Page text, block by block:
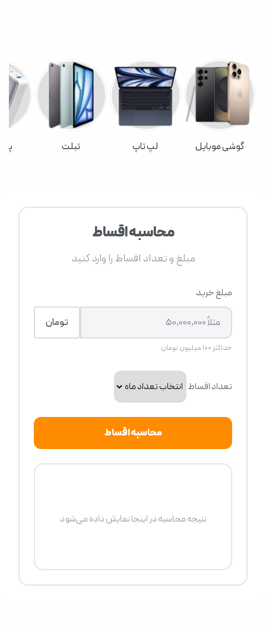
گوشی موبایل لپ تاپ تبلت
محاسبه اقساط
مبلغ و تعداد اقساط را وارد کنید
مبلغ خرید
تومان
حداکثر ۱۰۰ میلیون تومان
تعداد اقساط
محاسبه اقساط
نتیجه محاسبه در اینجا نمایش داده می‌شود